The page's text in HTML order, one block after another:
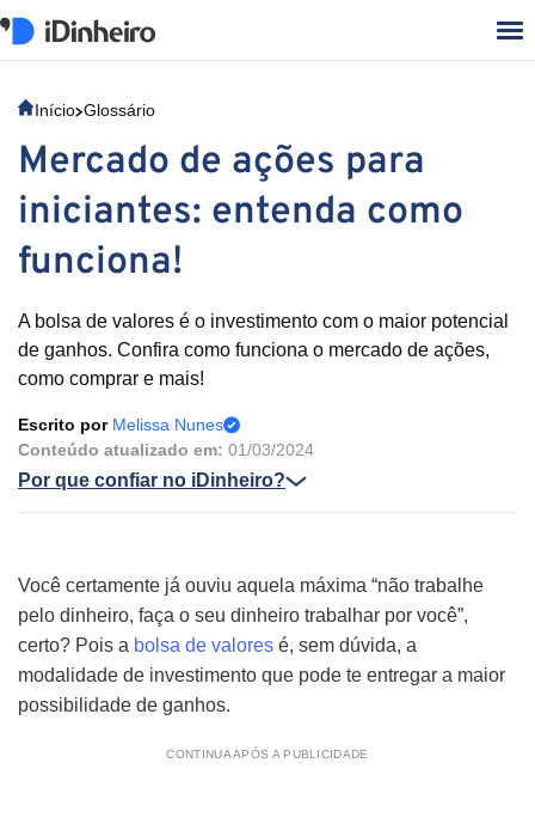
Início Glossário
Mercado de ações para
iniciantes: entenda como
funciona!
A bolsa de valores é o investimento com o maior potencial
de ganhos. Confira como funciona o mercado de ações,
como comprar e mais!
Escrito por Melissa Nunes
Conteúdo atualizado em: 01/03/2024
Por que confiar no iDinheiro?
Você certamente já ouviu aquela máxima “não trabalhe
pelo dinheiro, faça o seu dinheiro trabalhar por você”,
certo? Pois a bolsa de valores é, sem dúvida, a
modalidade de investimento que pode te entregar a maior
possibilidade de ganhos.
CONTINUA APÓS A PUBLICIDADE